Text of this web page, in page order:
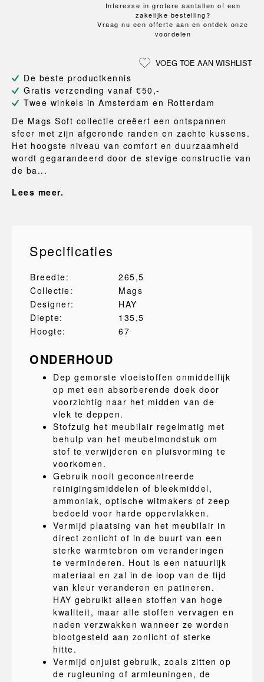
Interesse in grotere aantallen of een
zakelijke bestelling?
Vraag nu een offerte aan en ontdek onze
voordelen
VOEG TOE AAN WISHLIST
De beste productkennis
Gratis verzending vanaf €50,-
Twee winkels in Amsterdam en Rotterdam
De Mags Soft collectie creëert een ontspannen
sfeer met zijn afgeronde randen en zachte kussens.
Het hoogste niveau van comfort en duurzaamheid
wordt gegarandeerd door de stevige constructie van
de ba...
Lees meer.
Specificaties
Breedte:
265,5
Collectie:
Mags
Designer:
HAY
Diepte:
135,5
Hoogte:
67
ONDERHOUD
Dep gemorste vloeistoffen onmiddellijk
op met een absorberende doek door
voorzichtig naar het midden van de
vlek te deppen.
Stofzuig het meubilair regelmatig met
behulp van het meubelmondstuk om
stof te verwijderen en pluisvorming te
voorkomen.
Gebruik nooit geconcentreerde
reinigingsmiddelen of bleekmiddel,
ammoniak, optische witmakers of zeep
bedoeld voor harde oppervlakken.
Vermijd plaatsing van het meubilair in
direct zonlicht of in de buurt van een
sterke warmtebron om veranderingen
te verminderen. Hout is een natuurlijk
materiaal en zal in de loop van de tijd
van kleur veranderen en patineren.
HAY gebruikt alleen stoffen van hoge
kwaliteit, maar alle stoffen vervagen en
naden verzwakken wanneer ze worden
blootgesteld aan zonlicht of sterke
hitte.
Vermijd onjuist gebruik, zoals zitten op
de rugleuning of armleuningen, de